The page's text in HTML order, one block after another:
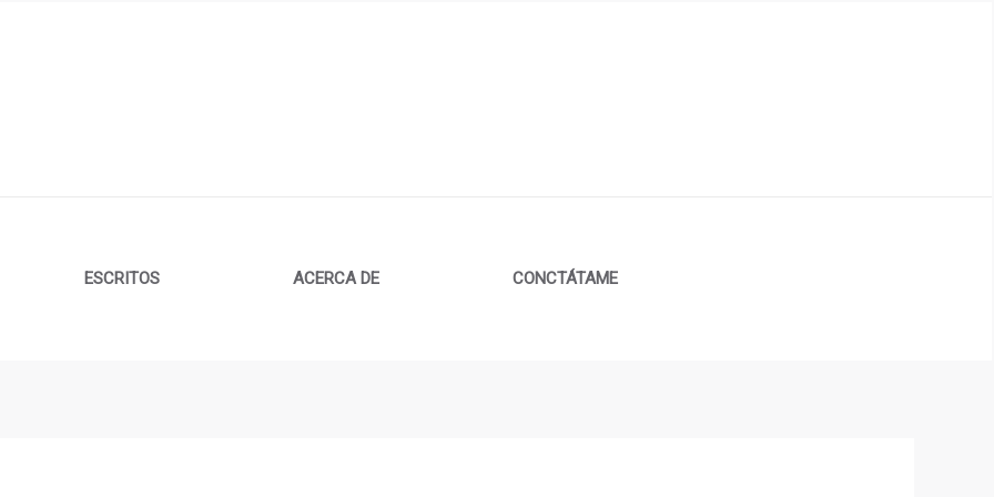
ESCRITOS ACERCA DE CONCTÁTAME